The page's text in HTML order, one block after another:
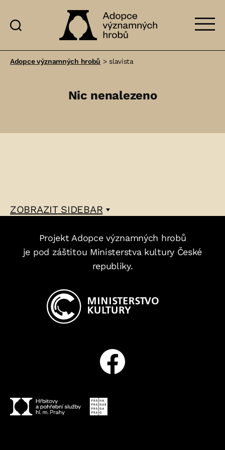
významných
Adopce významných hrobů >slavista
Nic nenalezeno
ZOBRAZITSIDEBAR
Projekt Adopce významných hrobů
je pod záštitou Ministerstva kultury České
republiky.
Facebook